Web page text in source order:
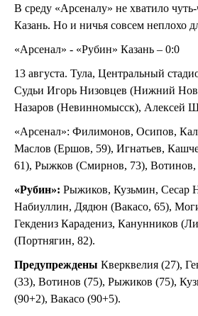
В среду «Арсеналу» не хватило
Казань. Но и ничья совсем неплохо
«Арсенал» - «Рубин» Казань – 0:0
13 августа. Тула, Центральный
Судьи Игорь Низовцев (Нижний
Назаров (Невинномысск), Алексей
«Арсенал»: Филимонов, Осипов,
Маслов (Ершов, 59), Игнатьев,
61), Рыжков (Смирнов, 73),
«Рубин»: Рыжиков, Кузьмин, Сесар
Набиуллин, Дядюн (Вакасо, 65),
Гекдениз Карадениз, Канунников
(Портнягин, 82).
Предупреждены Кверквелия (27),
(33), Вотинов (75), Рыжиков (75),
(90+2), Вакасо (90+5).